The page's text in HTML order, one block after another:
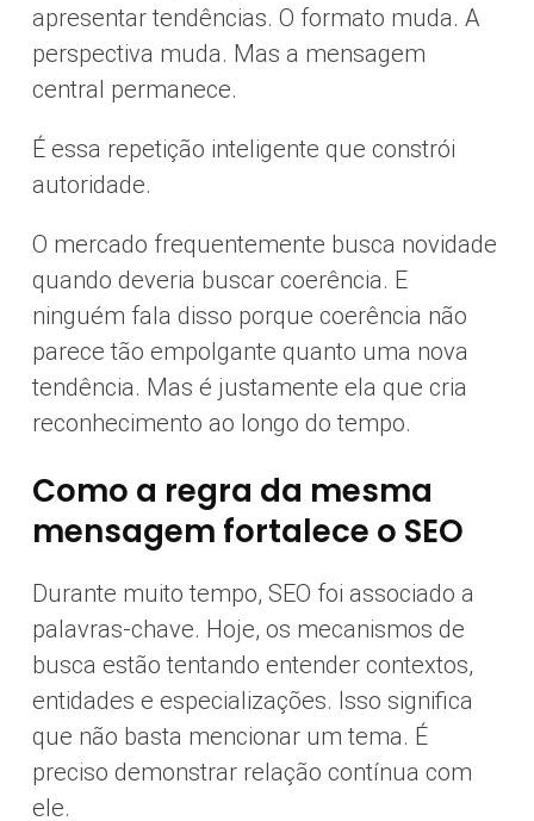
apresentar tendências. O formato muda. A
perspectiva muda. Mas a mensagem
central permanece.
É essa repetição inteligente que constrói
autoridade.
O mercado frequentemente busca novidade
quando deveria buscar coerência. E
ninguém fala disso porque coerência não
parece tão empolgante quanto uma nova
tendência. Mas é justamente ela que cria
reconhecimento ao longo do tempo.
Como a regra da mesma
mensagem fortalece o SEO
Durante muito tempo, SEO foi associado a
palavras-chave. Hoje, os mecanismos de
busca estão tentando entender contextos,
entidades e especializações. Isso significa
que não basta mencionar um tema. É
preciso demonstrar relação contínua com
ele.